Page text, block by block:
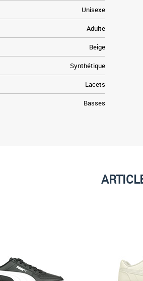
Unisexe
Adulte
Beige
Synthétique
Lacets
Basses